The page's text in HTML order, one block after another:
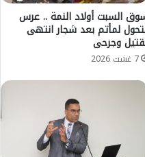
السبت أولاد النمة .. عرس
لمأتم بعد شجار انتهى
وجرحى
7 غشت 2026